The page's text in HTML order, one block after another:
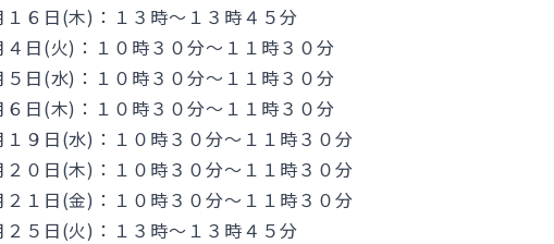
)：１３時～１３時４５分
１０時３０分～１１時３０分
１０時３０分～１１時３０分
１０時３０分～１１時３０分
：１０時３０分～１１時３０分
：１０時３０分～１１時３０分
：１０時３０分～１１時３０分
)：１３時～１３時４５分